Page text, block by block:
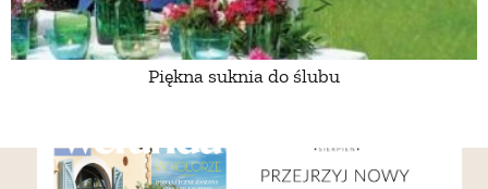
Piękna suknia do ślubu